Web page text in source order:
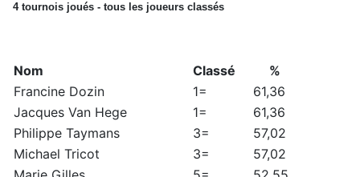
4 tournois joués - tous les joueurs classés
Nom Classé
%
Francine Dozin
1=
61,36
Jacques Van Hege
1=
61,36
Philippe Taymans
3=
57,02
Michael Tricot
3=
57,02